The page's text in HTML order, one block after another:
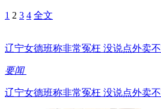
1 2 3 4 全文
辽宁女德班称非常冤枉 没说点外卖
要闻
辽宁女德班称非常冤枉 没说点外卖